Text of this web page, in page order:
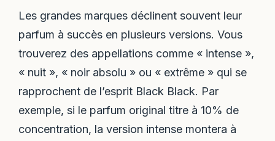
Les grandes marques déclinent souvent leur
parfum à succès en plusieurs versions. Vous
trouverez des appellations comme « intense »,
« nuit », « noir absolu » ou « extrême » qui se
rapprochent de l’esprit Black Black. Par
exemple, si le parfum original titre à 10% de
concentration, la version intense montera à